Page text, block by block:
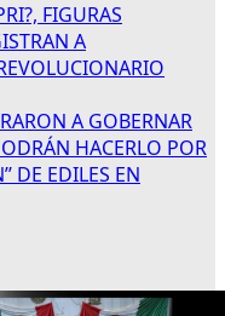
FIGURAS
A
A GOBERNAR
HACERLO POR
DE EDILES EN